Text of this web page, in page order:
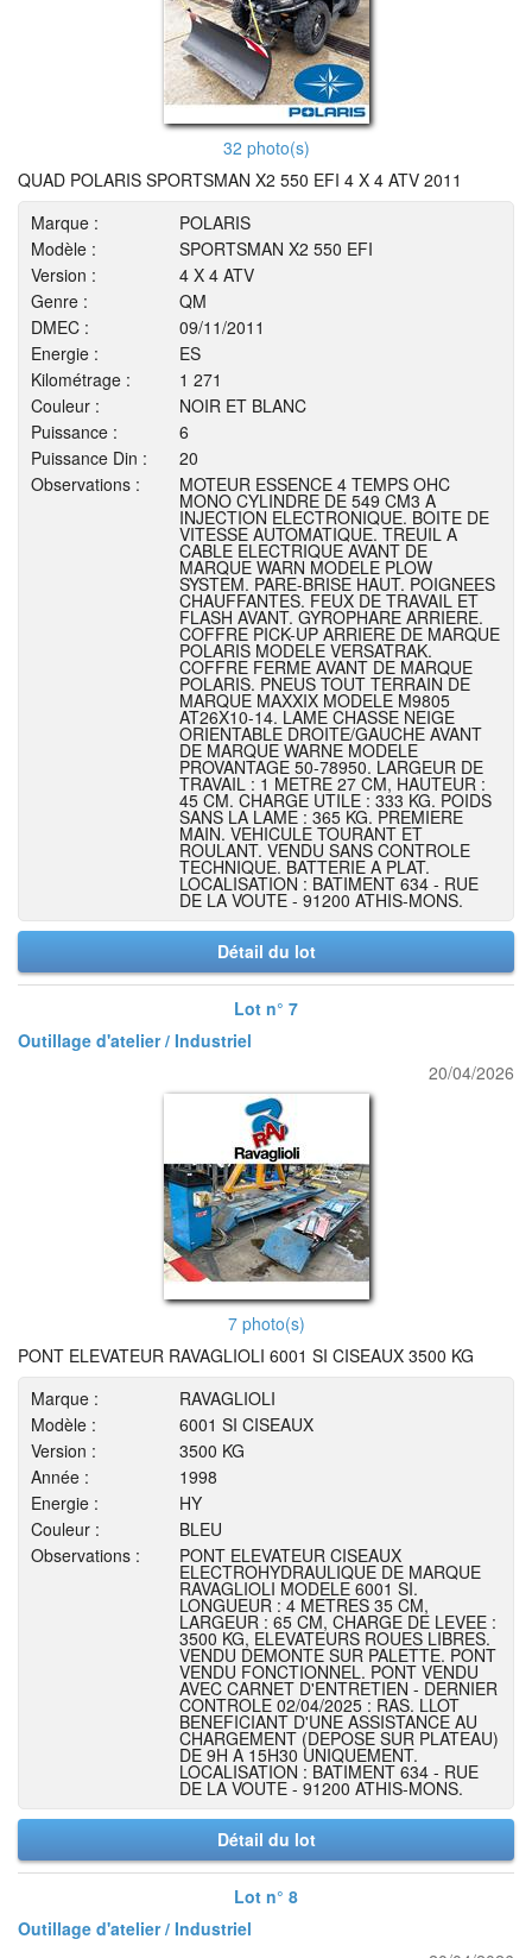
32 photo(s)
QUAD POLARIS SPORTSMAN X2 550 EFI 4 X 4 ATV 2011
Marque :
POLARIS
Modèle :
SPORTSMAN X2 550 EFI
Version :
4 X 4 ATV
Genre :
QM
DMEC :
09/11/2011
Energie :
ES
Kilométrage :
1 271
Couleur :
NOIR ET BLANC
Puissance :
6
Puissance Din :
20
Observations :
MOTEUR ESSENCE 4 TEMPS OHC
MONO CYLINDRE DE 549 CM3 A
INJECTION ELECTRONIQUE. BOITE DE
VITESSE AUTOMATIQUE. TREUIL A
CABLE ELECTRIQUE AVANT DE
MARQUE WARN MODELE PLOW
SYSTEM. PARE-BRISE HAUT. POIGNEES
CHAUFFANTES. FEUX DE TRAVAIL ET
FLASH AVANT. GYROPHARE ARRIERE.
COFFRE PICK-UP ARRIERE DE MARQUE
POLARIS MODELE VERSATRAK.
COFFRE FERME AVANT DE MARQUE
POLARIS. PNEUS TOUT TERRAIN DE
MARQUE MAXXIX MODELE M9805
AT26X10-14. LAME CHASSE NEIGE
ORIENTABLE DROITE/GAUCHE AVANT
DE MARQUE WARNE MODELE
PROVANTAGE 50-78950. LARGEUR DE
TRAVAIL : 1 METRE 27 CM, HAUTEUR :
45 CM. CHARGE UTILE : 333 KG. POIDS
SANS LA LAME : 365 KG. PREMIERE
MAIN. VEHICULE TOURANT ET
ROULANT. VENDU SANS CONTROLE
TECHNIQUE. BATTERIE A PLAT.
LOCALISATION : BATIMENT 634 - RUE
DE LA VOUTE - 91200 ATHIS-MONS.
Détail du lot
Lot n° 7
Outillage d'atelier / Industriel
20/04/2026
7 photo(s)
PONT ELEVATEUR RAVAGLIOLI 6001 SI CISEAUX 3500 KG
Marque :
RAVAGLIOLI
Modèle :
6001 SI CISEAUX
Version :
3500 KG
Année :
1998
Energie :
HY
Couleur :
BLEU
Observations :
PONT ELEVATEUR CISEAUX
ELECTROHYDRAULIQUE DE MARQUE
RAVAGLIOLI MODELE 6001 SI.
LONGUEUR : 4 METRES 35 CM,
LARGEUR : 65 CM, CHARGE DE LEVEE :
3500 KG, ELEVATEURS ROUES LIBRES.
VENDU DEMONTE SUR PALETTE. PONT
VENDU FONCTIONNEL. PONT VENDU
AVEC CARNET D'ENTRETIEN - DERNIER
CONTROLE 02/04/2025 : RAS. LLOT
BENEFICIANT D'UNE ASSISTANCE AU
CHARGEMENT (DEPOSE SUR PLATEAU)
DE 9H A 15H30 UNIQUEMENT.
LOCALISATION : BATIMENT 634 - RUE
DE LA VOUTE - 91200 ATHIS-MONS.
Détail du lot
Lot n° 8
Outillage d'atelier / Industriel